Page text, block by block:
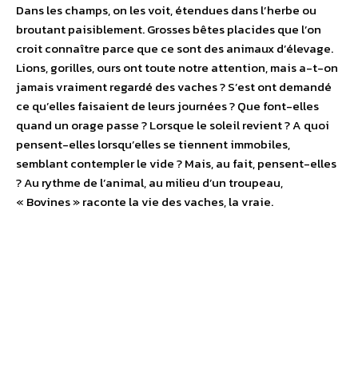
Dans les champs, on les voit, étendues dans l’herbe ou
broutant paisiblement. Grosses bêtes placides que l’on
croit connaître parce que ce sont des animaux d’élevage.
Lions, gorilles, ours ont toute notre attention, mais a-t-on
jamais vraiment regardé des vaches ? S’est ont demandé
ce qu’elles faisaient de leurs journées ? Que font-elles
quand un orage passe ? Lorsque le soleil revient ? A quoi
pensent-elles lorsqu’elles se tiennent immobiles,
semblant contempler le vide ? Mais, au fait, pensent-elles
? Au rythme de l’animal, au milieu d’un troupeau,
« Bovines » raconte la vie des vaches, la vraie.